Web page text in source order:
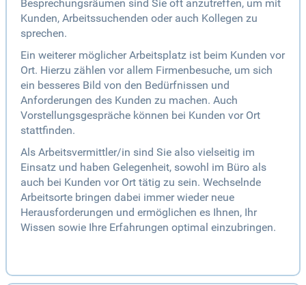
Besprechungsräumen sind Sie oft anzutreffen, um mit
Kunden, Arbeitssuchenden oder auch Kollegen zu
sprechen.
Ein weiterer möglicher Arbeitsplatz ist beim Kunden vor
Ort. Hierzu zählen vor allem Firmenbesuche, um sich
ein besseres Bild von den Bedürfnissen und
Anforderungen des Kunden zu machen. Auch
Vorstellungsgespräche können bei Kunden vor Ort
stattfinden.
Als Arbeitsvermittler/in sind Sie also vielseitig im
Einsatz und haben Gelegenheit, sowohl im Büro als
auch bei Kunden vor Ort tätig zu sein. Wechselnde
Arbeitsorte bringen dabei immer wieder neue
Herausforderungen und ermöglichen es Ihnen, Ihr
Wissen sowie Ihre Erfahrungen optimal einzubringen.